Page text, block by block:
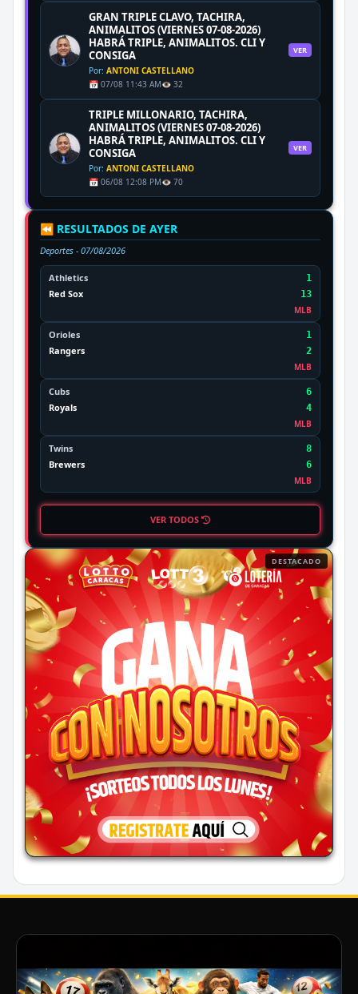
GRAN TRIPLE CLAVO, TACHIRA,
ANIMALITOS (VIERNES 07-08-2026)
HABRÁ TRIPLE, ANIMALITOS. CLI Y
CONSIGA
Por: ANTONI CASTELLANO
📅 07/08 11:43 AM👁️ 32
VER
TRIPLE MILLONARIO, TACHIRA,
ANIMALITOS (VIERNES 07-08-2026)
HABRÁ TRIPLE, ANIMALITOS. CLI Y
CONSIGA
Por: ANTONI CASTELLANO
📅 06/08 12:08 PM👁️ 70
VER
⏪ RESULTADOS DE AYER
Deportes - 07/08/2026
Athletics 1
Red Sox
13
MLB
Orioles 1
Rangers
2
MLB
Cubs 6
Royals
4
MLB
Twins 8
Brewers
6
MLB
VER TODOS
DESTACADO